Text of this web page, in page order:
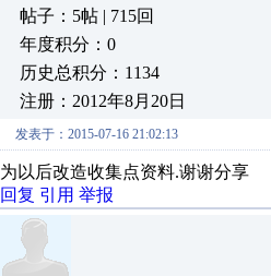
帖子：5帖 | 715回
年度积分：0
历史总积分：1134
注册：2012年8月20日
发表于：2015-07-16 21:02:13
为以后改造收集点资料.谢谢分享
回复 引用 举报